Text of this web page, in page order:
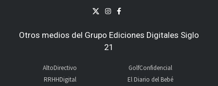
Otros medios del Grupo Ediciones Digitales Siglo
21
AltoDirectivo
RRHHDigital
GolfConfidencial
El Diario del Bebé